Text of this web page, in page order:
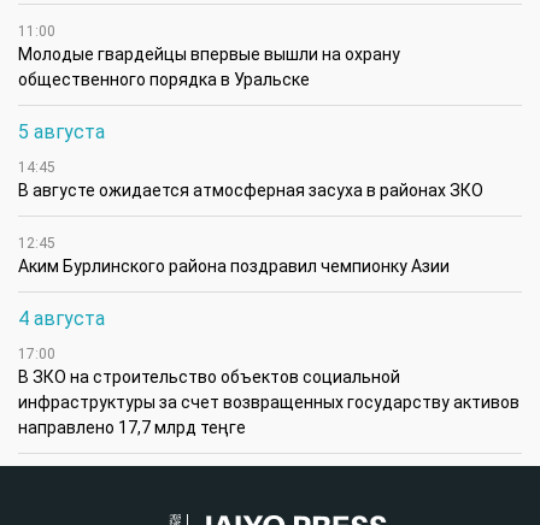
11:00
Молодые гвардейцы впервые вышли на охрану
общественного порядка в Уральске
5 августа
14:45
В августе ожидается атмосферная засуха в районах ЗКО
12:45
Аким Бурлинского района поздравил чемпионку Азии
4 августа
17:00
В ЗКО на строительство объектов социальной
инфраструктуры за счет возвращенных государству активов
направлено 17,7 млрд теңге